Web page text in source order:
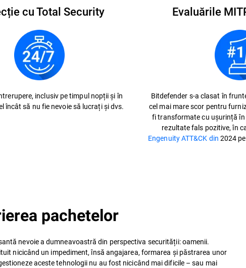
cu Total Security
inclusiv pe timpul nopții și în
încât să nu fie nevoie să lucrați și dvs.
Evaluările
Bitdefender s-a clasat în
cel mai mare scor pentru
fi transformate cu ușurință
rezultate fals pozitive, în
Engenuity ATT&CK din 2024
pachetelor
nevoie a dumneavoastră din perspectiva securității: oamenii.
nicicând un impediment, însă angajarea, formarea și păstrarea unor
aceste tehnologii nu au fost nicicând mai dificile – sau mai